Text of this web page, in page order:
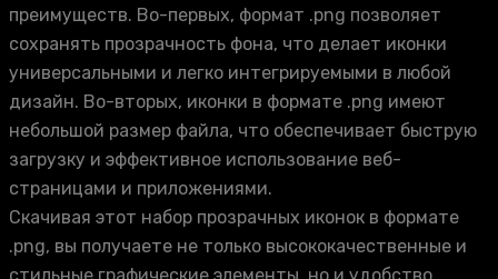
преимуществ. Во-первых, формат .png позволяет
сохранять прозрачность фона, что делает иконки
универсальными и легко интегрируемыми в любой
дизайн. Во-вторых, иконки в формате .png имеют
небольшой размер файла, что обеспечивает быструю
загрузку и эффективное использование веб-
страницами и приложениями.
Скачивая этот набор прозрачных иконок в формате
.png, вы получаете не только высококачественные и